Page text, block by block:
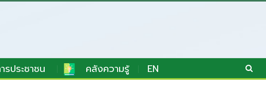
รประชาชน คลังความรู้ EN